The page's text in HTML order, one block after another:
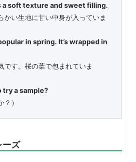
a soft texture and sweet filling.
かい生地に甘い中身が入っていま
in spring. It’s wrapped in
です。桜の葉で包まれていま
try a sample?
？）
ーズ